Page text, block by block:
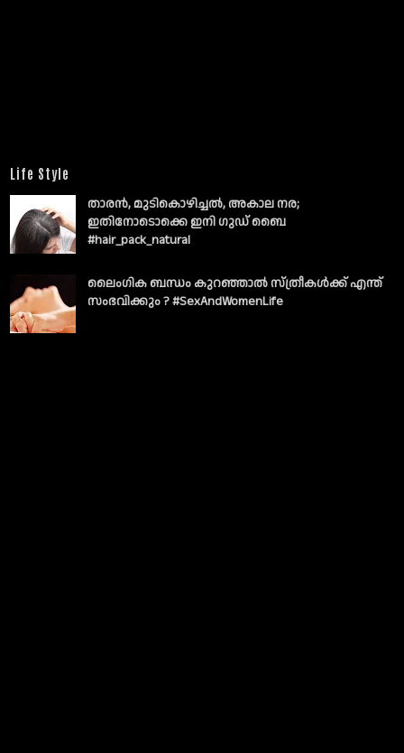
Life Style
താരൻ, മുടികൊഴിച്ചൽ, അകാല നര;
ഇതിനോടൊക്കെ ഇനി ഗുഡ് ബൈ
#hair_pack_natural
ലൈംഗിക ബന്ധം കുറഞ്ഞാല്‍ സ്ത്രീകള്‍ക്ക് എന്ത്
സംഭവിക്കും ? #SexAndWomenLife